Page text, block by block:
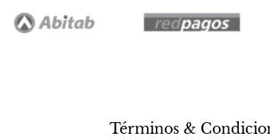
Términos &